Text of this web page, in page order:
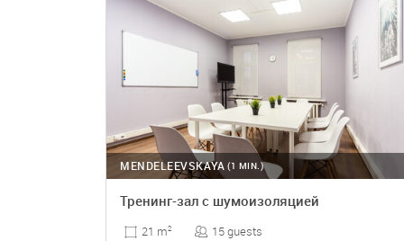
Business meeting
Car presentation
Celebration
Children’s event
Conference
(1 MIN.)
MENDELEEVSKAYA
Тренинг-зал с шумоизоляцией
21 m2 15 guests